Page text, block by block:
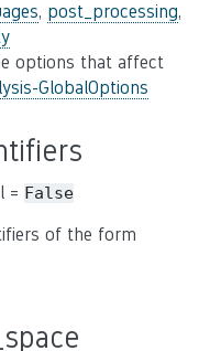
, post_processing,
options that affect
GlobalOptions
= False
of the form